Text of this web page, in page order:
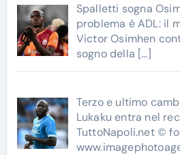
Spalletti sogna
problema è ADL: il
Victor Osimhen
sogno della […]
Terzo e ultimo
Lukaku entra nel
TuttoNapoli.net ©